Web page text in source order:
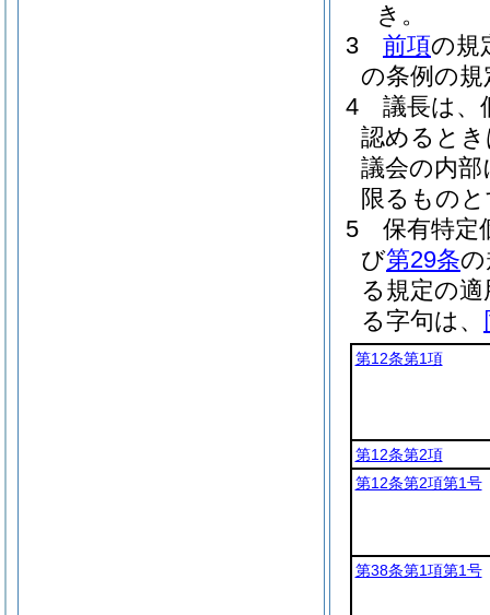
き。
3
前項の規
の条例の
4
議長は、
認めると
議会の内
限るもの
5
保有特定
び第29条
る規定の
る字句は、
第12条第1項
第12条第2項
第12条第2項第1号
第38条第1項第1号